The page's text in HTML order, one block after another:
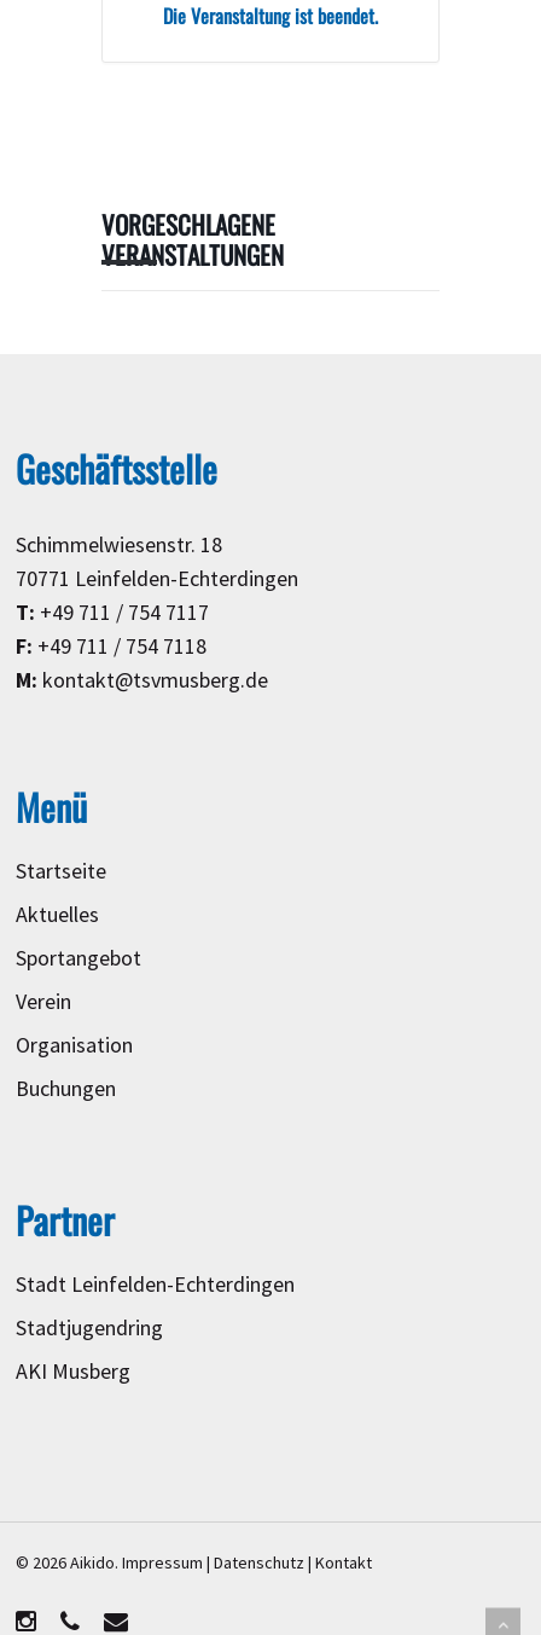
Die Veranstaltung ist beendet.
VORGESCHLAGENE
VERANSTALTUNGEN
Geschäftsstelle
Schimmelwiesenstr. 18
70771 Leinfelden-Echterdingen
T: +49 711 / 754 7117
F: +49 711 / 754 7118
M: kontakt@tsvmusberg.de
Menü
Startseite
Aktuelles
Sportangebot
Verein
Organisation
Buchungen
Partner
Stadt Leinfelden-Echterdingen
Stadtjugendring
AKI Musberg
© 2026 Aikido.Impressum |Datenschutz|Kontakt
instagramphoneemail